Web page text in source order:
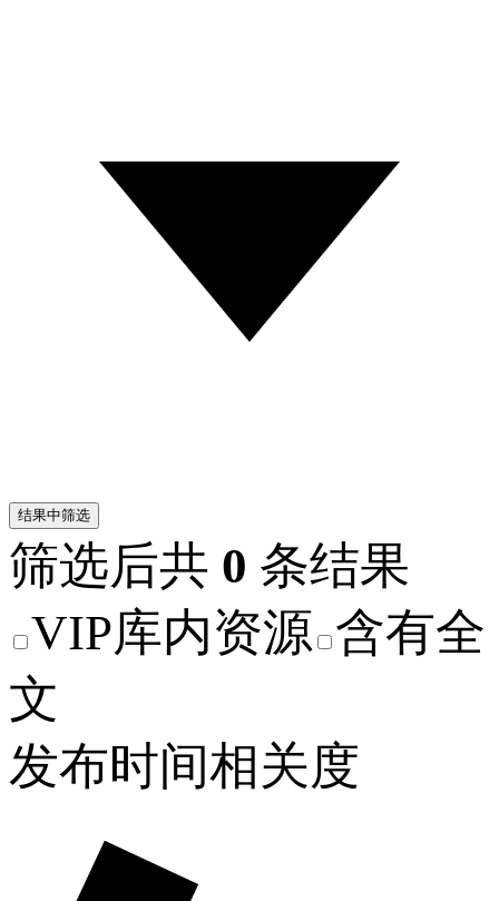
结果中筛选
筛选后共 0 条结果
VIP库内资源 含有全
文
发布时间相关度